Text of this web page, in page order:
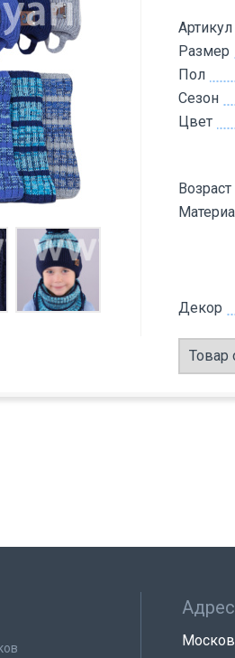
Артикул
Размер
Пол
Сезон
Цвет
Возраст
Декор
Товар
Адрес